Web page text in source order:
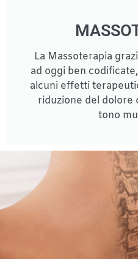
La Massoterapia
ad oggi ben
alcuni effetti
riduzione del dolore
tono